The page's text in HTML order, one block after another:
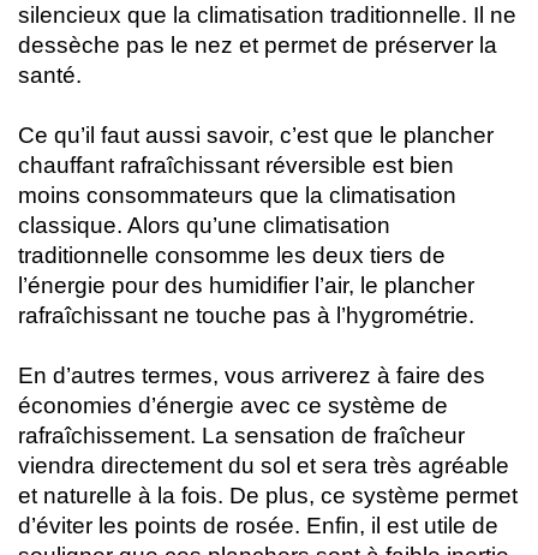
silencieux que la climatisation traditionnelle. Il ne
dessèche pas le nez et permet de préserver la
santé.
Ce qu’il faut aussi savoir, c’est que le plancher
chauffant rafraîchissant réversible est bien
moins consommateurs que la climatisation
classique. Alors qu’une climatisation
traditionnelle consomme les deux tiers de
l’énergie pour des humidifier l’air, le plancher
rafraîchissant ne touche pas à l’hygrométrie.
En d’autres termes, vous arriverez à faire des
économies d’énergie avec ce système de
rafraîchissement. La sensation de fraîcheur
viendra directement du sol et sera très agréable
et naturelle à la fois. De plus, ce système permet
d’éviter les points de rosée. Enfin, il est utile de